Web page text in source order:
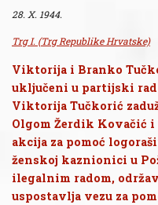
O nama
28. X. 1944.
Trg I. (Trg Republike Hrvatske)
Viktorija i Branko
uključeni u partijski rad
Viktorija Tučkorić
Olgom Žerdik Kovačić
akcija za pomoć
ženskoj kaznionici u
ilegalnim radom,
uspostavlja vezu za